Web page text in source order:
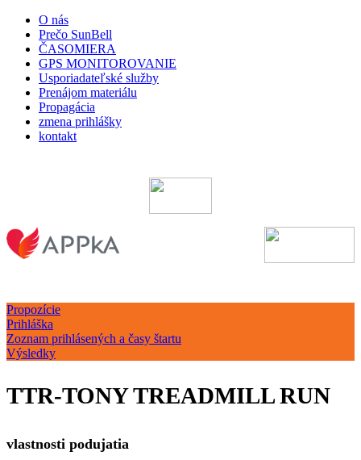
O nás
Prečo SunBell
ČASOMIERA
GPS MONITOROVANIE
Usporiadateľské služby
Prenájom materiálu
Propagácia
zmena prihlášky
kontakt
Propozície
Prihláška
Zoznam prihlásených a časy štartu
Výsledky
TTR-TONY TREADMILL RUN
vlastnosti podujatia